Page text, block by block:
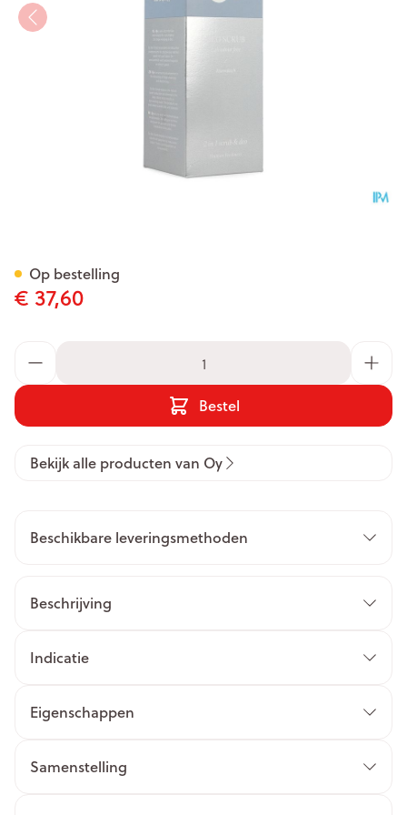
€ 37,60
Bestel
Op bestelling
Bekijk alle producten van Oy
Beschikbare leveringsmethoden
Beschrijving
Indicatie
Eigenschappen
Samenstelling